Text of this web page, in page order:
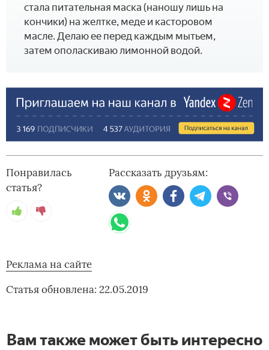
стала питательная маска (наношу лишь на
кончики) на желтке, меде и касторовом
масле. Делаю ее перед каждым мытьем,
затем ополаскиваю лимонной водой.
Понравилась
статья?
Рассказать друзьям:
Реклама на сайте
Статья обновлена: 22.05.2019
Вам также может быть интересно